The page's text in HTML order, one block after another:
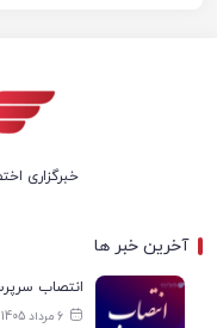
خبرگزاری
آخرین خبر ها
انتصاب
6 مرداد 1405 - ۱۰:۱۳